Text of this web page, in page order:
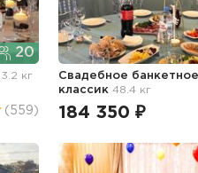
20
кг
(559)
Свадебное
классик48.4 кг
184 350 ₽